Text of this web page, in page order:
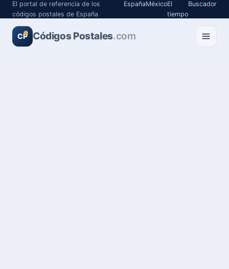
El portal de referencia de los
códigos postales de España
EspañaMéxicoEl
tiempo
Buscador
CP Códigos Postales.com